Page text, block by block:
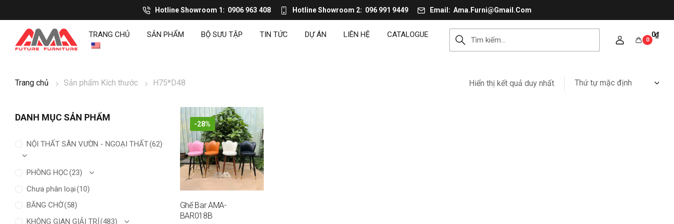
Hotline Showroom 1 0906 963 408 Hotline Showroom 2 096 991 9449 Email Ama.Furni@Gmail.Com
TRANG CHỦ SẢN PHẨM BỘ SƯU TẬP TIN TỨC DỰ ÁN LIÊN HỆ CATALOGUE 0₫
0
Trang chủ Sản phẩm Kích thước H75*D48 Hiển thị kết quả duy nhất Thứ tự mặc định
DANH MỤC SẢN PHẨM
NỘI THẤT SÂN VƯỜN - NGOẠI THẤT(62)
PHÒNG HỌC(23)
Chưa phân loại(10)
BĂNG CHỜ(58)
KHÔNG GIAN GIẢI TRÍ(483)
-28%
Ghế Bar AMA-
BAR018B